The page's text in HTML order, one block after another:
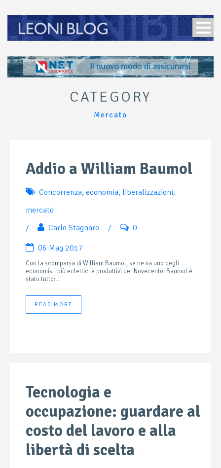
CATEGORY
Mercato
Addio a William Baumol
Concorrenza, economia, liberalizzazioni,
mercato
/
Carlo Stagnaro / 0
06 Mag 2017
Con la scomparsa di William Baumol, se ne va uno degli
economisti più eclettici e produttivi del Novecento. Baumol è
stato tutto:...
READ MORE
Tecnologia e
occupazione: guardare al
costo del lavoro e alla
libertà di scelta